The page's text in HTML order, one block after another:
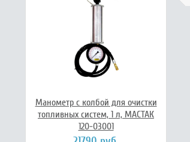
Манометр с колбой для очистки
топливных систем, 1 л, МАСТАК
120-03001